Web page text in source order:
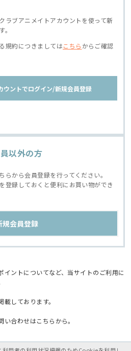
ラブアニメイトアカウントを使って新
規約につきましてはこちら からご確認
ウントでログイン/新規会員登録
以外の方
から会員登録を行ってください。
登録しておくと便利にお買い物ができ
イントについてなど、当サイトのご利用に
しております。
合わせはこちらから。